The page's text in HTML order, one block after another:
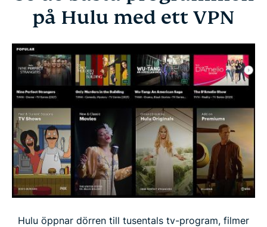
på Hulu med ett VPN
Hulu öppnar dörren till tusentals tv-program, filmer